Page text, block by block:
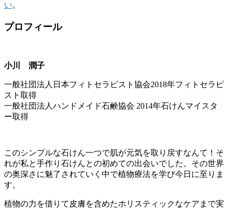
い。
プロフィール
小川 潤子
一般社団法人日本フィトセラピスト協会2018年フィトセラピ
スト取得
一般社団法人ハンドメイド石鹸協会 2014年石けんマイスタ
ー取得
このシンプルな石けん一つで肌が元気を取り戻すなんて！そ
れが私と手作り石けんとの初めての出会いでした。その世界
の奥深さに魅了されていく中で植物療法を学び今日に至りま
す。
植物の力を借りて皮膚を含めたホリスティックなケアまで実